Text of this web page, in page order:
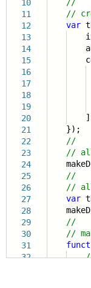
10
11
12
13
14
15
16
17
18
19
20
21
22
23
24
25
26
27
28
29
30
31
32
//
var
{
{
{
{
});
//
//
//
//
var
//
//